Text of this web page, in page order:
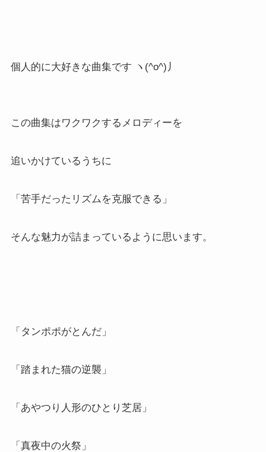
個人的に大好きな曲集です ヽ(^o^)丿
この曲集はワクワクするメロディーを
追いかけているうちに
「苦手だったリズムを克服できる」
そんな魅力が詰まっているように思います。
「タンポポがとんだ」
「踏まれた猫の逆襲」
「あやつり人形のひとり芝居」
「真夜中の火祭」